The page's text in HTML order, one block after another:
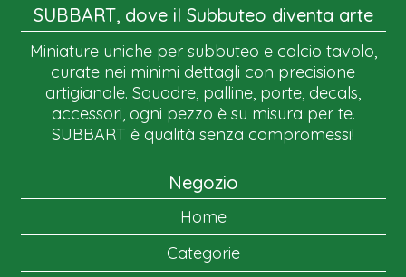
SUBBART, dove il Subbuteo diventa arte
Miniature uniche per subbuteo e calcio tavolo,
curate nei minimi dettagli con precisione
artigianale. Squadre, palline, porte, decals,
accessori, ogni pezzo è su misura per te.
SUBBART è qualità senza compromessi!
Negozio
Home
Categorie